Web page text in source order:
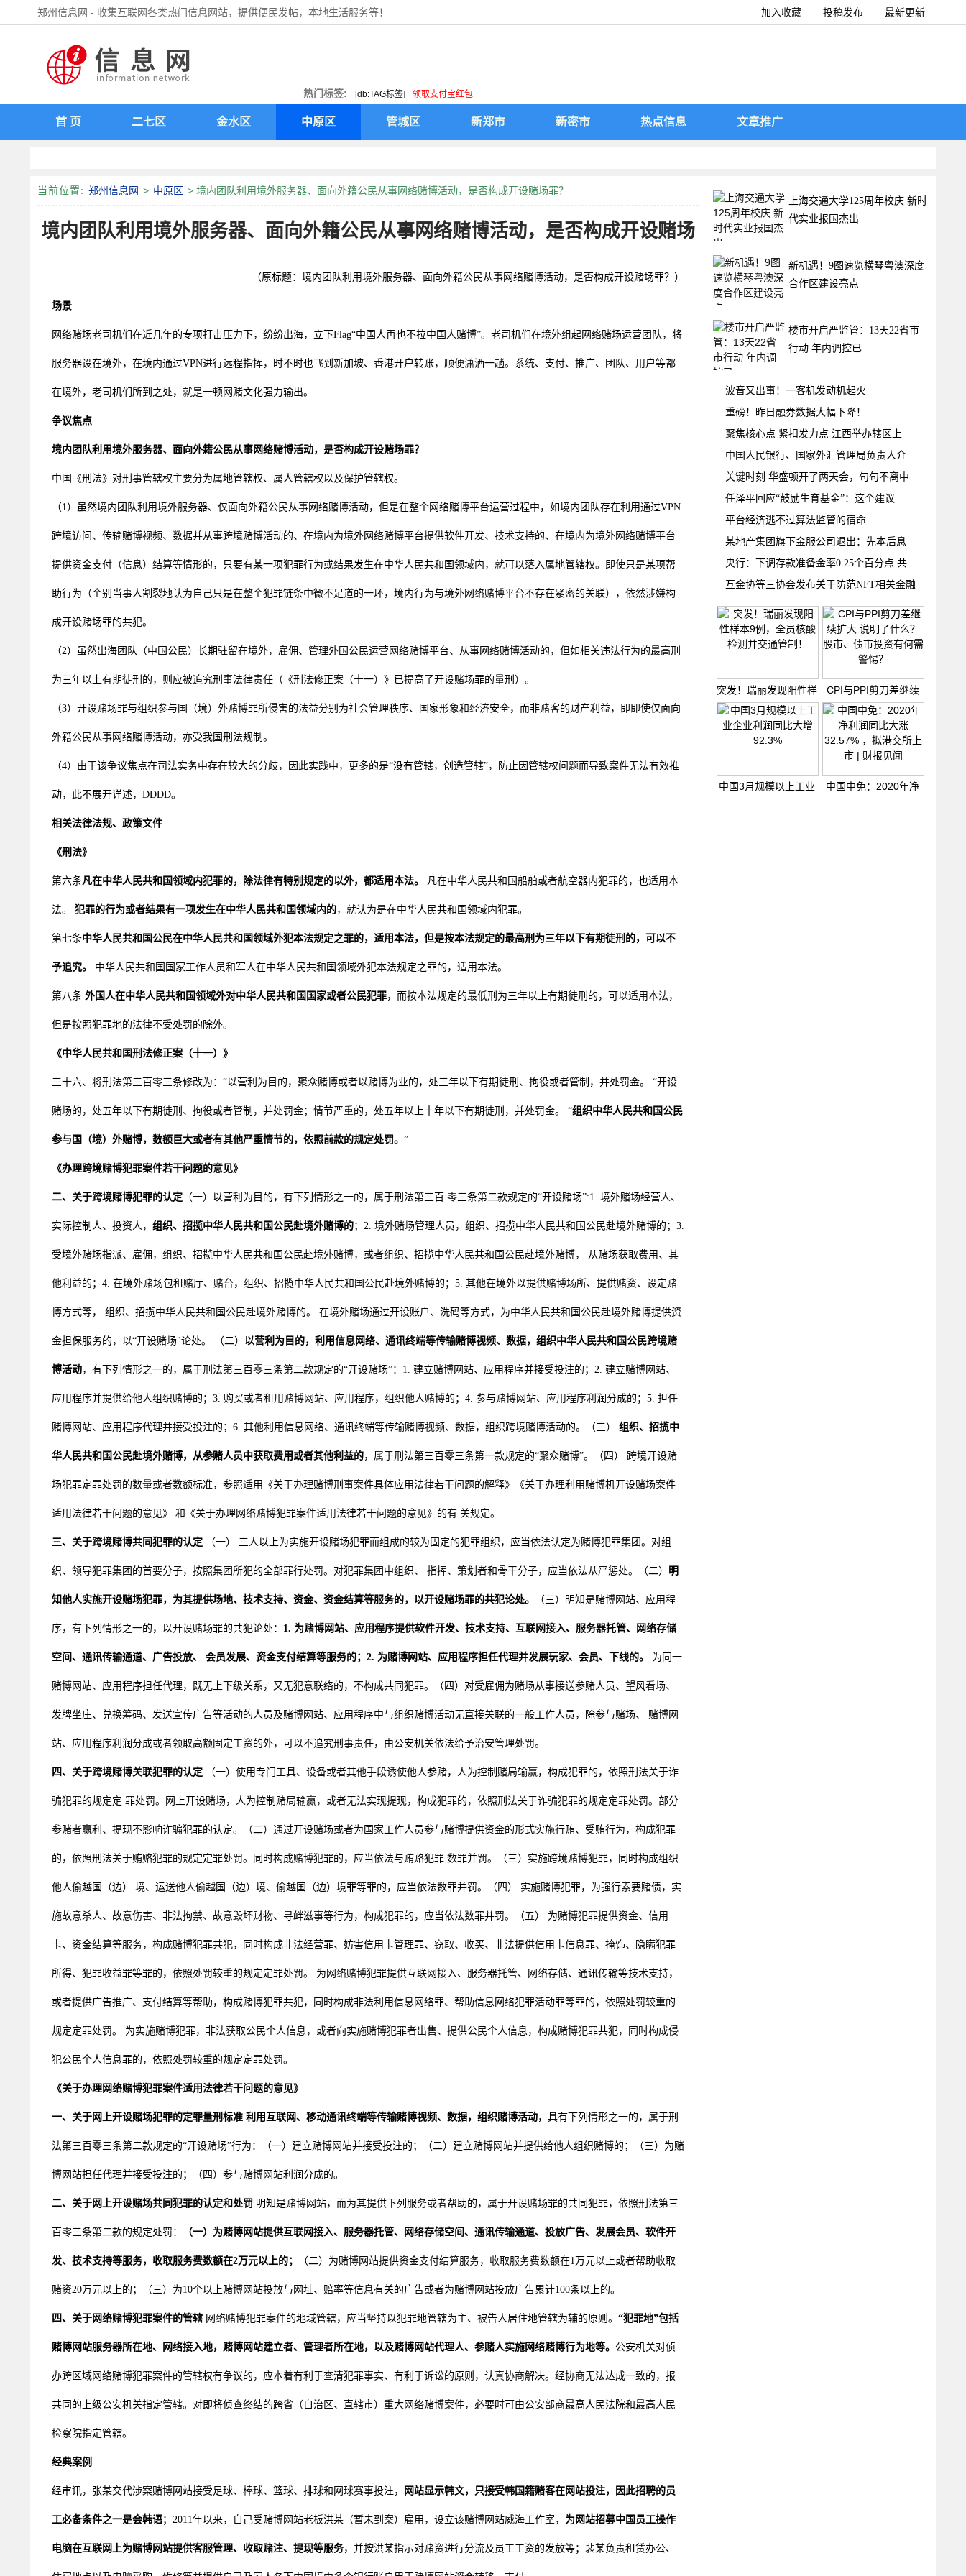
郑州信息网 - 收集互联网各类热门信息网站，提供便民发帖，本地生活服务等！ 加入收藏 投稿发布 最新更新
热门标签: [db:TAG标签] 领取支付宝红包
首 页 二七区 金水区 中原区 管城区 新郑市 新密市 热点信息 文章推广
当前位置: 郑州信息网 > 中原区 > 境内团队利用境外服务器、面向外籍公民从事网络赌博活动，是否构成开设赌场罪？
境内团队利用境外服务器、面向外籍公民从事网络赌博活动，是否构成开设赌场
罪？
（原标题：境内团队利用境外服务器、面向外籍公民从事网络赌博活动，是否构成开设赌场罪？）
场景
网络赌场老司机们在近几年的专项打击压力下，纷纷出海，立下Flag“中国人再也不拉中国人赌博”。老司机们在境外组起网络赌场运营团队，将
服务器设在境外，在境内通过VPN进行远程指挥，时不时也飞到新加坡、香港开户转账，顺便潇洒一趟。系统、支付、推广、团队、用户等都
在境外，老司机们所到之处，就是一顿网赌文化强力输出。
争议焦点
境内团队利用境外服务器、面向外籍公民从事网络赌博活动，是否构成开设赌场罪？
中国《刑法》对刑事管辖权主要分为属地管辖权、属人管辖权以及保护管辖权。
（1）虽然境内团队利用境外服务器、仅面向外籍公民从事网络赌博活动，但是在整个网络赌博平台运营过程中，如境内团队存在利用通过VPN
跨境访问、传输赌博视频、数据并从事跨境赌博活动的、在境内为境外网络赌博平台提供软件开发、技术支持的、在境内为境外网络赌博平台
提供资金支付（信息）结算等情形的，只要有某一项犯罪行为或结果发生在中华人民共和国领域内，就可以落入属地管辖权。即使只是某项帮
助行为（个别当事人割裂地认为自己只是在整个犯罪链条中微不足道的一环，境内行为与境外网络赌博平台不存在紧密的关联），依然涉嫌构
成开设赌场罪的共犯。
（2）虽然出海团队（中国公民）长期驻留在境外，雇佣、管理外国公民运营网络赌博平台、从事网络赌博活动的，但如相关违法行为的最高刑
为三年以上有期徒刑的，则应被追究刑事法律责任（《刑法修正案（十一）》已提高了开设赌场罪的量刑）。
（3）开设赌场罪与组织参与国（境）外赌博罪所侵害的法益分别为社会管理秩序、国家形象和经济安全，而非赌客的财产利益，即即使仅面向
外籍公民从事网络赌博活动，亦受我国刑法规制。
（4）由于该争议焦点在司法实务中存在较大的分歧，因此实践中，更多的是“没有管辖，创造管辖”，防止因管辖权问题而导致案件无法有效推
动，此不展开详述，DDDD。
相关法律法规、政策文件
《刑法》
第六条凡在中华人民共和国领域内犯罪的，除法律有特别规定的以外，都适用本法。 凡在中华人民共和国船舶或者航空器内犯罪的，也适用本
法。 犯罪的行为或者结果有一项发生在中华人民共和国领域内的，就认为是在中华人民共和国领域内犯罪。
第七条中华人民共和国公民在中华人民共和国领域外犯本法规定之罪的，适用本法，但是按本法规定的最高刑为三年以下有期徒刑的，可以不
予追究。 中华人民共和国国家工作人员和军人在中华人民共和国领域外犯本法规定之罪的，适用本法。
第八条 外国人在中华人民共和国领域外对中华人民共和国国家或者公民犯罪，而按本法规定的最低刑为三年以上有期徒刑的，可以适用本法，
但是按照犯罪地的法律不受处罚的除外。
《中华人民共和国刑法修正案（十一）》
三十六、将刑法第三百零三条修改为：“以营利为目的，聚众赌博或者以赌博为业的，处三年以下有期徒刑、拘役或者管制，并处罚金。 “开设
赌场的，处五年以下有期徒刑、拘役或者管制，并处罚金；情节严重的，处五年以上十年以下有期徒刑，并处罚金。 “组织中华人民共和国公民
参与国（境）外赌博，数额巨大或者有其他严重情节的，依照前款的规定处罚。 ”
《办理跨境赌博犯罪案件若干问题的意见》
二、关于跨境赌博犯罪的认定 （一）以营利为目的，有下列情形之一的，属于刑法第三百 零三条第二款规定的“开设赌场”:1. 境外赌场经营人、
实际控制人、投资人， 组织、招揽中华人民共和国公民赴境外赌博的；2. 境外赌场管理人员，组织、招揽中华人民共和国公民赴境外赌博的；3.
受境外赌场指派、雇佣，组织、招揽中华人民共和国公民赴境外赌博，或者组织、招揽中华人民共和国公民赴境外赌博， 从赌场获取费用、其
他利益的；4. 在境外赌场包租赌厅、赌台，组织、招揽中华人民共和国公民赴境外赌博的；5. 其他在境外以提供赌博场所、提供赌资、设定赌
博方式等， 组织、招揽中华人民共和国公民赴境外赌博的。 在境外赌场通过开设账户、洗码等方式，为中华人民共和国公民赴境外赌博提供资
金担保服务的，以“开设赌场"论处。 （二） 以营利为目的，利用信息网络、通讯终端等传输赌博视频、数据，组织中华人民共和国公民跨境赌
博活动，有下列情形之一的，属于刑法第三百零三条第二款规定的“开设赌场”：1. 建立赌博网站、应用程序并接受投注的；2. 建立赌博网站、
应用程序并提供给他人组织赌博的；3. 购买或者租用赌博网站、应用程序，组织他人赌博的；4. 参与赌博网站、应用程序利润分成的；5. 担任
赌博网站、应用程序代理并接受投注的；6. 其他利用信息网络、通讯终端等传输赌博视频、数据，组织跨境赌博活动的。（三） 组织、招揽中
华人民共和国公民赴境外赌博，从参赌人员中获取费用或者其他利益的，属于刑法第三百零三条第一款规定的“聚众赌博”。（四） 跨境开设赌
场犯罪定罪处罚的数量或者数额标准，参照适用《关于办理赌博刑事案件具体应用法律若干问题的解释》《关于办理利用赌博机开设赌场案件
适用法律若干问题的意见》 和《关于办理网络赌博犯罪案件适用法律若干问题的意见》的有 关规定。
三、关于跨境赌博共同犯罪的认定 （一） 三人以上为实施开设赌场犯罪而组成的较为固定的犯罪组织，应当依法认定为赌博犯罪集团。对组
织、领导犯罪集团的首要分子，按照集团所犯的全部罪行处罚。对犯罪集团中组织、 指挥、策划者和骨干分子，应当依法从严惩处。（二） 明
知他人实施开设赌场犯罪，为其提供场地、技术支持、资金、资金结算等服务的，以开设赌场罪的共犯论处。 （三）明知是赌博网站、应用程
序，有下列情形之一的，以开设赌场罪的共犯论处： 1. 为赌博网站、应用程序提供软件开发、技术支持、互联网接入、服务器托管、网络存储
空间、通讯传输通道、广告投放、 会员发展、资金支付结算等服务的；2. 为赌博网站、应用程序担任代理并发展玩家、会员、下线的。 为同一
赌博网站、应用程序担任代理，既无上下级关系，又无犯意联络的，不构成共同犯罪。（四）对受雇佣为赌场从事接送参赌人员、望风看场、
发牌坐庄、兑换筹码、发送宣传广告等活动的人员及赌博网站、应用程序中与组织赌博活动无直接关联的一般工作人员，除参与赌场、 赌博网
站、应用程序利润分成或者领取高额固定工资的外，可以不追究刑事责任，由公安机关依法给予治安管理处罚。
四、关于跨境赌博关联犯罪的认定 （一）使用专门工具、设备或者其他手段诱使他人参赌，人为控制赌局输赢，构成犯罪的，依照刑法关于诈
骗犯罪的规定定 罪处罚。网上开设赌场，人为控制赌局输赢，或者无法实现提现，构成犯罪的，依照刑法关于诈骗犯罪的规定定罪处罚。部分
参赌者赢利、提现不影响诈骗犯罪的认定。（二）通过开设赌场或者为国家工作人员参与赌博提供资金的形式实施行贿、受贿行为，构成犯罪
的，依照刑法关于贿赂犯罪的规定定罪处罚。同时构成赌博犯罪的，应当依法与贿赂犯罪 数罪并罚。（三）实施跨境赌博犯罪，同时构成组织
他人偷越国（边） 境、运送他人偷越国（边）境、偷越国（边）境罪等罪的，应当依法数罪并罚。（四） 实施赌博犯罪，为强行索要赌债，实
施故意杀人、故意伤害、非法拘禁、故意毁坏财物、寻衅滋事等行为，构成犯罪的，应当依法数罪并罚。（五） 为赌博犯罪提供资金、信用
卡、资金结算等服务，构成赌博犯罪共犯，同时构成非法经营罪、妨害信用卡管理罪、窃取、收买、非法提供信用卡信息罪、掩饰、隐瞒犯罪
所得、犯罪收益罪等罪的，依照处罚较重的规定定罪处罚。 为网络赌博犯罪提供互联网接入、服务器托管、网络存储、通讯传输等技术支持，
或者提供广告推广、支付结算等帮助，构成赌博犯罪共犯，同时构成非法利用信息网络罪、帮助信息网络犯罪活动罪等罪的，依照处罚较重的
规定定罪处罚。 为实施赌博犯罪，非法获取公民个人信息，或者向实施赌博犯罪者出售、提供公民个人信息，构成赌博犯罪共犯，同时构成侵
犯公民个人信息罪的，依照处罚较重的规定定罪处罚。
《关于办理网络赌博犯罪案件适用法律若干问题的意见》
一、关于网上开设赌场犯罪的定罪量刑标准 利用互联网、移动通讯终端等传输赌博视频、数据，组织赌博活动，具有下列情形之一的，属于刑
法第三百零三条第二款规定的“开设赌场”行为：（一）建立赌博网站并接受投注的；（二）建立赌博网站并提供给他人组织赌博的；（三）为赌
博网站担任代理并接受投注的；（四）参与赌博网站利润分成的。
二、关于网上开设赌场共同犯罪的认定和处罚 明知是赌博网站，而为其提供下列服务或者帮助的，属于开设赌场罪的共同犯罪，依照刑法第三
百零三条第二款的规定处罚： （一）为赌博网站提供互联网接入、服务器托管、网络存储空间、通讯传输通道、投放广告、发展会员、软件开
发、技术支持等服务，收取服务费数额在2万元以上的； （二）为赌博网站提供资金支付结算服务，收取服务费数额在1万元以上或者帮助收取
赌资20万元以上的；（三）为10个以上赌博网站投放与网址、赔率等信息有关的广告或者为赌博网站投放广告累计100条以上的。
四、关于网络赌博犯罪案件的管辖 网络赌博犯罪案件的地域管辖，应当坚持以犯罪地管辖为主、被告人居住地管辖为辅的原则。 “犯罪地”包括
赌博网站服务器所在地、网络接入地，赌博网站建立者、管理者所在地，以及赌博网站代理人、参赌人实施网络赌博行为地等。 公安机关对侦
办跨区域网络赌博犯罪案件的管辖权有争议的，应本着有利于查清犯罪事实、有利于诉讼的原则，认真协商解决。经协商无法达成一致的，报
共同的上级公安机关指定管辖。对即将侦查终结的跨省（自治区、直辖市）重大网络赌博案件，必要时可由公安部商最高人民法院和最高人民
检察院指定管辖。
经典案例
经审讯，张某交代涉案赌博网站接受足球、棒球、篮球、排球和网球赛事投注， 网站显示韩文，只接受韩国籍赌客在网站投注，因此招聘的员
工必备条件之一是会韩语；2011年以来，自己受赌博网站老板洪某（暂未到案）雇用，设立该赌博网站威海工作室， 为网站招募中国员工操作
电脑在互联网上为赌博网站提供客服管理、收取赌注、提现等服务，并按洪某指示对赌资进行分流及员工工资的发放等；裴某负责租赁办公、
上海交通大学125周年校庆 新时
代实业报国杰出
新机遇！9图速览横琴粤澳深度
合作区建设亮点
楼市开启严监管：13天22省市
行动 年内调控已
波音又出事！一客机发动机起火
重磅！昨日融券数据大幅下降！
聚焦核心点 紧扣发力点 江西举办辖区上
中国人民银行、国家外汇管理局负责人介
关键时刻 华盛顿开了两天会，句句不离中
任泽平回应“鼓励生育基金”：这个建议
平台经济逃不过算法监管的宿命
某地产集团旗下金服公司退出：先本后息
央行：下调存款准备金率0.25个百分点 共
互金协等三协会发布关于防范NFT相关金融
突发！瑞丽发现阳性样
本
CPI与PPI剪刀差继续
扩大 说
中国3月规模以上工业
中国中免：2020年净